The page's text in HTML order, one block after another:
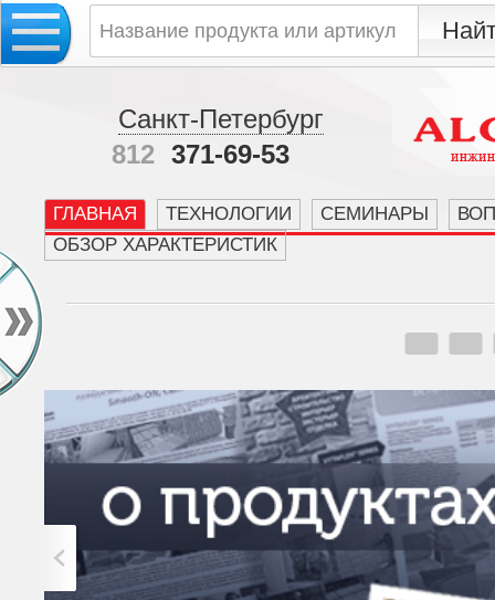
Санкт-Петербург
812 371-69-53
ГЛАВНАЯ ТЕХНОЛОГИИ СЕМИНАРЫ
ОБЗОР ХАРАКТЕРИСТИК